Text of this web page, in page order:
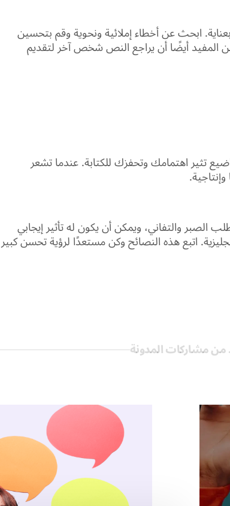
ابحث عن أخطاء إملائية ونحوية وقم بتحسين
المفيد أيضًا أن يراجع النص شخص آخر لتقديم
تثير اهتمامك وتحفزك للكتابة. عندما تشعر
الصبر والتفاني، ويمكن أن يكون له تأثير إيجابي
اتبع هذه النصائح وكن مستعدًا لرؤية تحسن كبير
من مشاركات المدونة